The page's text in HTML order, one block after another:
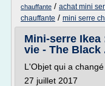
chauffante / achat mini
chauffante / mini serre
Mini-serre
vie - The Black
L'Objet qui a
27 juillet 2017